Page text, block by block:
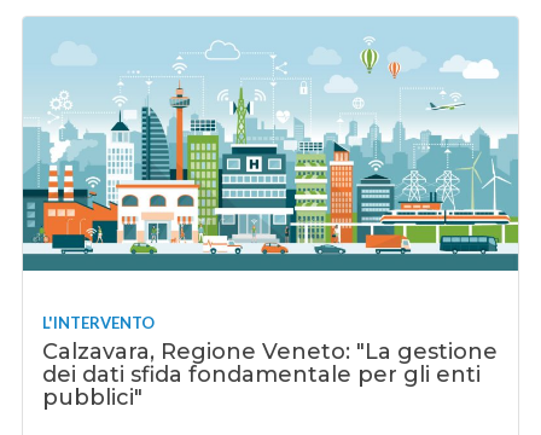
L'INTERVENTO
Calzavara, Regione Veneto: "La gestione
dei dati sfida fondamentale per gli enti
pubblici"